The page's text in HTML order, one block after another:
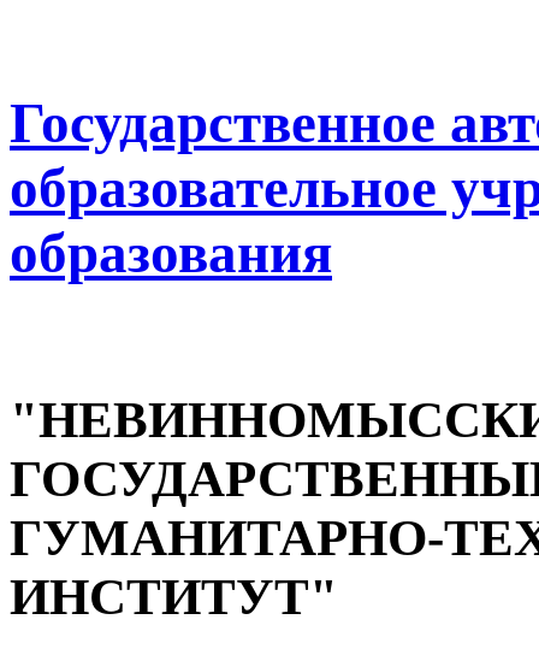
Государственное
образовательное
образования
ГУМАНИТАРНО-
ИНСТИТУТ"